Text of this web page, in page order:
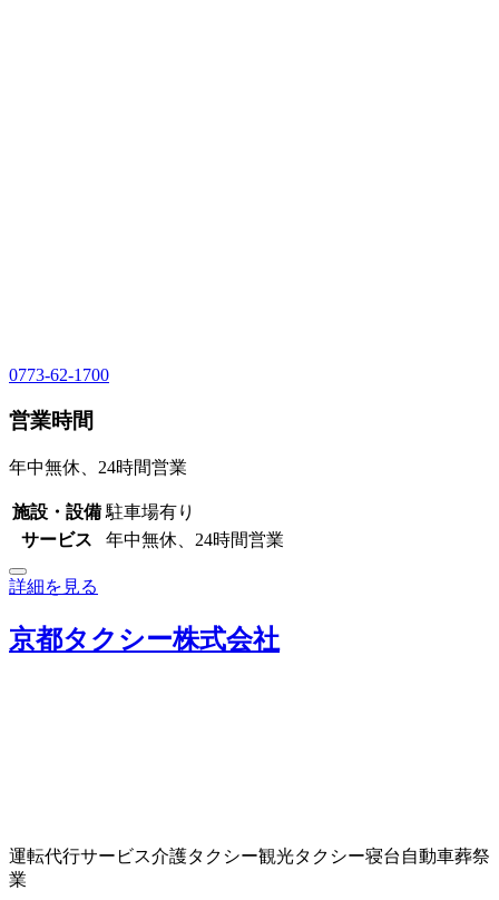
0773-62-1700
営業時間
年中無休、24時間営業
施設・設備 駐車場有り
サービス
年中無休、24時間営業
詳細を見る
京都タクシー株式会社
運転代行サービス介護タクシー観光タクシー寝台自動車葬祭
業